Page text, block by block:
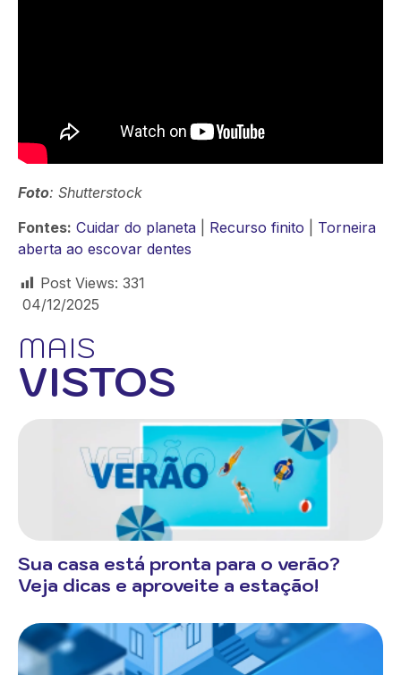
Foto: Shutterstock
Fontes: Cuidar do planeta Recurso finito
Torneira
aberta ao escovar dentes
Post Views: 331
04/12/2025
MAIS
VISTOS
Sua casa está pronta para o verão?
Veja dicas e aproveite a estação!